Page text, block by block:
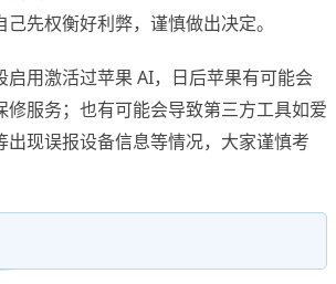
先权衡好利弊，谨慎做出决定。
启用激活过苹果 AI，日后苹果有可能会
修服务；也有可能会导致第三方工具如爱
出现误报设备信息等情况，大家谨慎考